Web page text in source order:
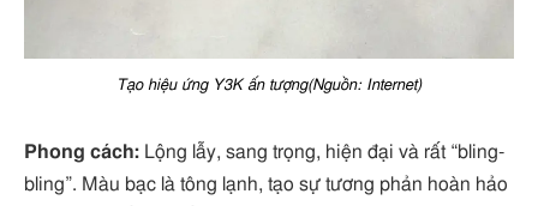
Tạo hiệu ứng Y3K ấn tượng(Nguồn: Internet)
Phong cách: Lộng lẫy, sang trọng, hiện đại và rất “bling-
bling”. Màu bạc là tông lạnh, tạo sự tương phản hoàn hảo